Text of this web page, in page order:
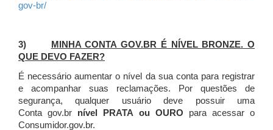
gov-br/
3)
MINHA CONTA GOV.BR É NÍVEL BRONZE. O
QUE DEVO FAZER?
É necessário aumentar o nível da sua conta para registrar
e acompanhar suas reclamações. Por questões de
segurança, qualquer usuário deve possuir uma
Conta gov.br nível PRATA ou OURO para acessar o
Consumidor.gov.br.